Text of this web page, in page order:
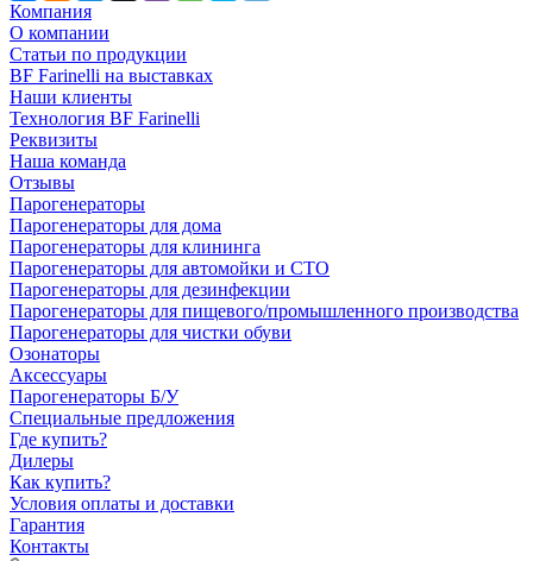
Компания
О компании
Статьи по продукции
BF Farinelli на выставках
Наши клиенты
Технология BF Farinelli
Реквизиты
Наша команда
Отзывы
Парогенераторы
Парогенераторы для дома
Парогенераторы для клининга
Парогенераторы для автомойки и СТО
Парогенераторы для дезинфекции
Парогенераторы для пищевого/промышленного производства
Парогенераторы для чистки обуви
Озонаторы
Аксессуары
Парогенераторы Б/У
Специальные предложения
Где купить?
Дилеры
Как купить?
Условия оплаты и доставки
Гарантия
Контакты